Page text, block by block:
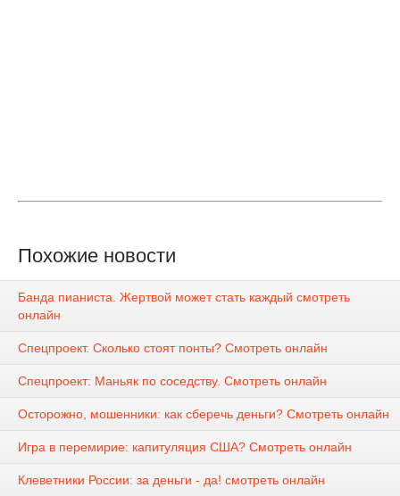
Похожие новости
Банда пианиста. Жертвой может стать каждый смотреть
онлайн
Спецпроект. Сколько стоят понты? Смотреть онлайн
Спецпроект: Маньяк по соседству. Смотреть онлайн
Осторожно, мошенники: как сберечь деньги? Смотреть онлайн
Игра в перемирие: капитуляция США? Смотреть онлайн
Клеветники России: за деньги - да! смотреть онлайн